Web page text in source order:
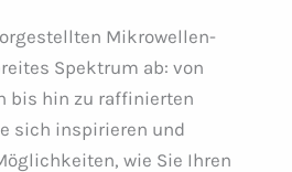
Mikrowellen-
Spektrum ab: von
bis hin zu raffinierten
sich inspirieren und
wie Sie Ihren